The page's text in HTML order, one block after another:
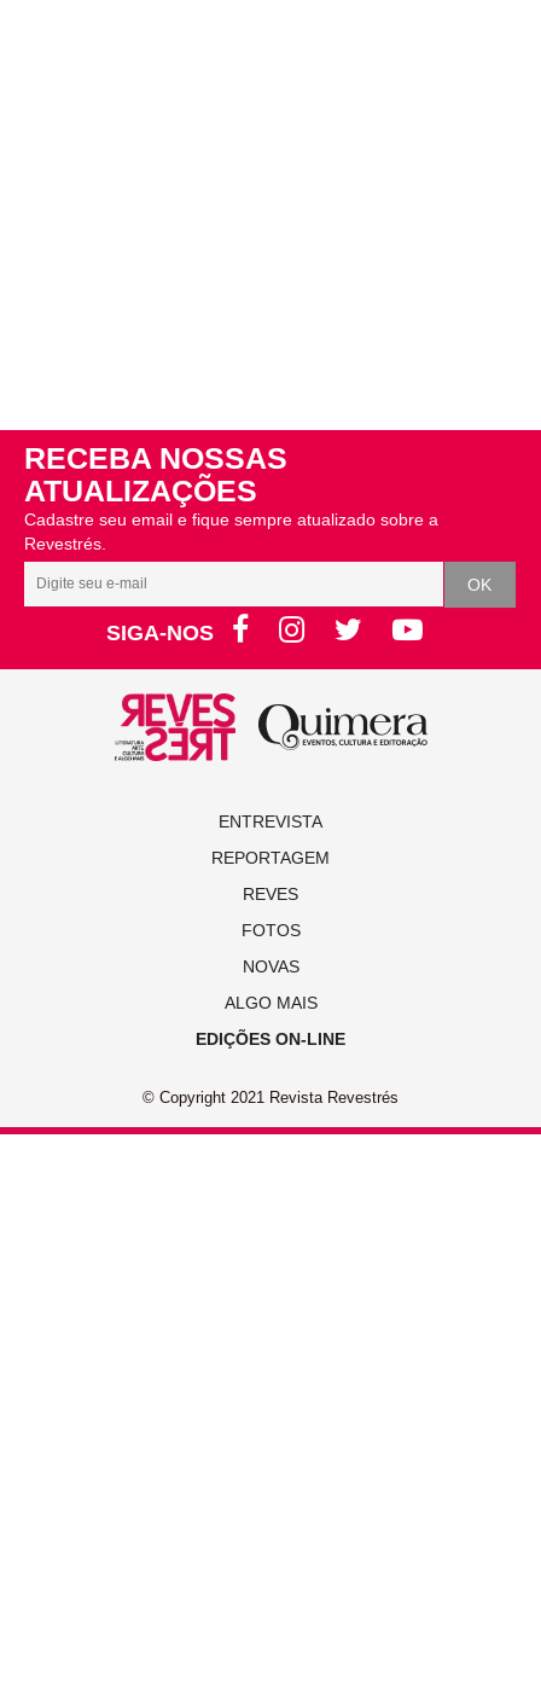
RECEBA NOSSAS
ATUALIZAÇÕES
Cadastre seu email e fique sempre atualizado sobre a
Revestrés.
SIGA-NOS
ENTREVISTA
REPORTAGEM
REVES
FOTOS
NOVAS
ALGO MAIS
EDIÇÕES ON-LINE
© Copyright 2021 Revista Revestrés